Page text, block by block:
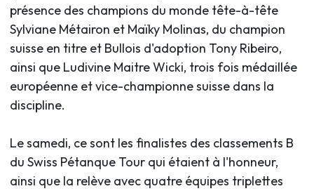
présence des champions du monde tête-à-tête
Sylviane Métairon et Maïky Molinas, du champion
suisse en titre et Bullois d'adoption Tony Ribeiro,
ainsi que Ludivine Maitre Wicki, trois fois médaillée
européenne et vice-championne suisse dans la
discipline.
Le samedi, ce sont les finalistes des classements B
du Swiss Pétanque Tour qui étaient à l'honneur,
ainsi que la relève avec quatre équipes triplettes